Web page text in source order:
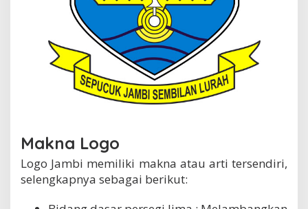
Makna Logo
Logo Jambi memiliki makna atau arti tersendiri,
selengkapnya sebagai berikut: